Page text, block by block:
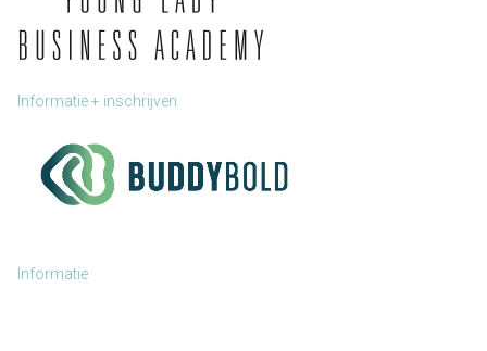
Informatie + inschrijven
Informatie